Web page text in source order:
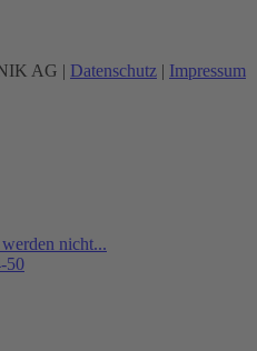
AG | Datenschutz | Impressum
nicht...
50